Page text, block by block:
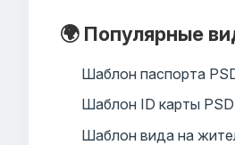
🌍 Популярные
Шаблон паспорта
Шаблон ID карты
Шаблон вида на